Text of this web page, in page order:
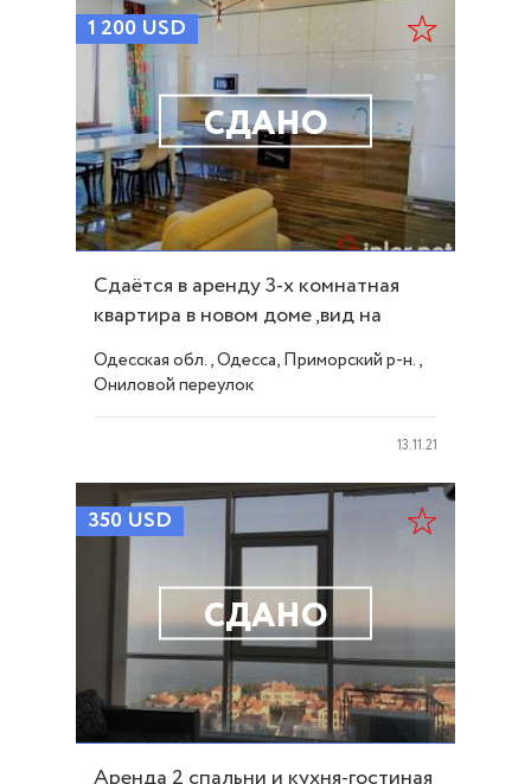
СДАНО
1 200 USD
Сдаётся в аренду 3-х комнатная
квартира в новом доме ,вид на
море! ID 11227
Одесская обл., Одесса, Приморский р-н.,
Ониловой переулок
13.11.21
СДАНО
350 USD